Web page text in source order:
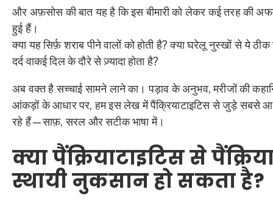
और अफ़सोस की बात यह है कि इस बीमारी को लेकर कई तरह की
हुई हैं।
क्या यह सिर्फ़ शराब पीने वालों को होती है? क्या घरेलू नुस्खों से ये ठीक
दर्द वाकई दिल के दौरे से ज़्यादा होता है?
अब वक्त है सच्चाई सामने लाने का। पड़ाव के अनुभव, मरीजों की
आंकड़ों के आधार पर, हम इस लेख में पैंक्रियाटाइटिस से जुड़े सबसे
रहे हैं—साफ़, सरल और सटीक भाषा में।
क्या पैंक्रियाटाइटिस से
स्थायी नुकसान हो सकता है?